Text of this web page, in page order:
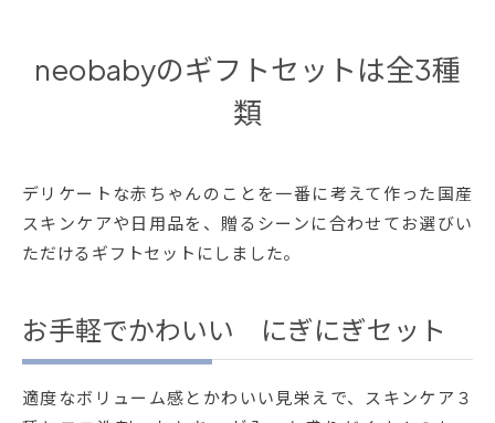
neobabyのギフトセットは全3種
類
デリケートな赤ちゃんのことを一番に考えて作った国産
スキンケアや日用品を、贈るシーンに合わせてお選びい
ただけるギフトセットにしました。
お手軽でかわいい にぎにぎセット
適度なボリューム感とかわいい見栄えで、スキンケア３